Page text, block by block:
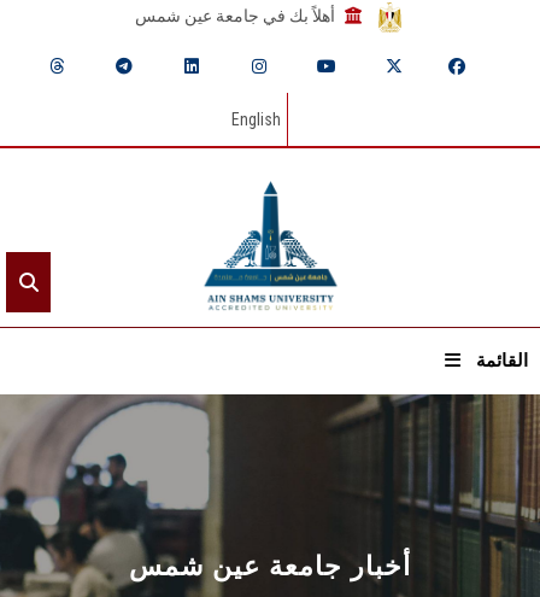
أهلاً بك في جامعة عين شمس
English
القائمة
الرئيسيـة
عن الجامعة
القطاعـات أخبار جامعة عين شمس